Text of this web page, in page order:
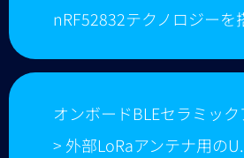
nRF52832テクノロジーを
オンボードBLEセラミッ
> 外部LoRaアンテナ用の